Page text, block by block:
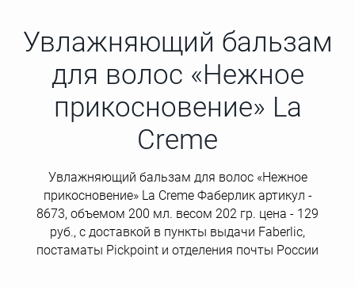
Увлажняющий бальзам
для волос «Нежное
прикосновение» La
Creme
Увлажняющий бальзам для волос «Нежное
прикосновение» La Creme Фаберлик артикул -
8673, объемом 200 мл. весом 202 гр. цена - 129
руб., с доставкой в пункты выдачи Faberlic,
постаматы Рickpoint и отделения почты России